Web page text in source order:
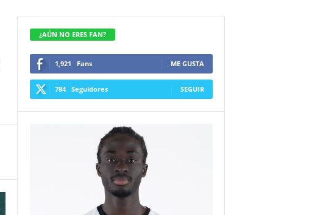
¿AÚN NO ERES FAN?
1,921 Fans ME GUSTA
784 Seguidores SEGUIR